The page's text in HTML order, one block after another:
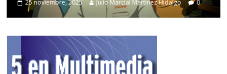
25 noviembre, 2025 Julio Marcial Martínez Hidalgo 0